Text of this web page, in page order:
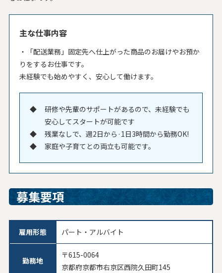
主な仕事内容
「配送業務」固定先へ仕上がった商品のお届けやお預か
りをするお仕事です。
未経験でも始めやすく、安心して働けます。
研修や先輩のサポートがあるので、未経験でも
安心してスタートが可能です
残業なしで、週2日から·1日3時間から勤務OK!
家庭や子育てとの両立も可能です。
募集要項
雇用形態 パート・アルバイト
勤務地
〒615-0064
京都府京都市右京区西院久田町145